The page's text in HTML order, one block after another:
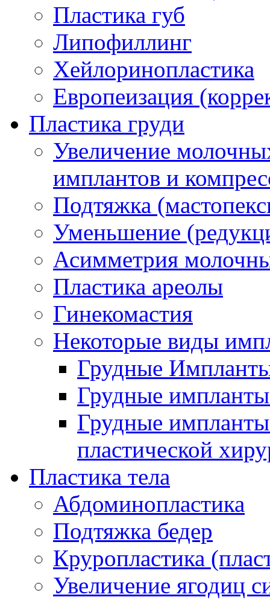
Пластика губ
Липофиллинг
Хейлоринопластика
Европеизация
Пластика груди
Увеличение
имплантов и
Подтяжка
Уменьшение
Асимметрия
Пластика ареолы
Гинекомастия
Некоторые виды
Грудные
Грудные
Грудные
пластической
Пластика тела
Абдоминопластика
Подтяжка бедер
Круропластика
Увеличение ягодиц